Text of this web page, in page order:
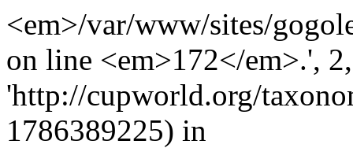
<em>/var/www/sites/
on line <em>172</em>.',
'http://cupworld.org/
1786389225) in